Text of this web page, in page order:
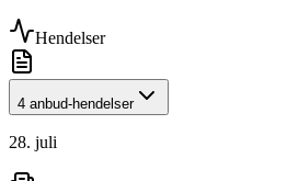
Hendelser
4 anbud-hendelser
28. juli